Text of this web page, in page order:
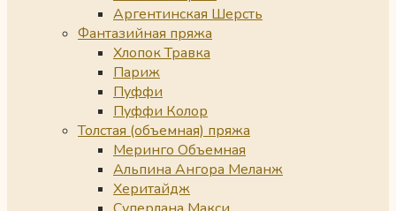
Аргентинская Шерсть
Фантазийная пряжа
Хлопок Травка
Париж
Пуффи
Пуффи Колор
Толстая (объемная) пряжа
Меринго Объемная
Альпина Ангора Меланж
Херитайдж